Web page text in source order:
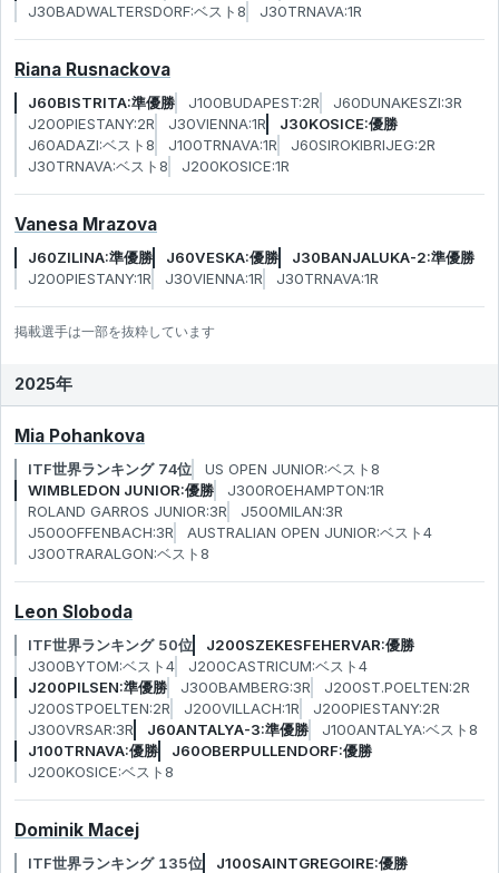
J30BADWALTERSDORF:ベスト8
J30TRNAVA:1R
Riana Rusnackova
J60BISTRITA:準優勝 J100BUDAPEST:2R
J60DUNAKESZI:3R
J200PIESTANY:2R
J30VIENNA:1R
J30KOSICE:優勝
J60ADAZI:ベスト8
J100TRNAVA:1R
J60SIROKIBRIJEG:2R
J30TRNAVA:ベスト8
J200KOSICE:1R
Vanesa Mrazova
J60ZILINA:準優勝 J60VESKA:優勝
J30BANJALUKA-2:準優勝
J200PIESTANY:1R
J30VIENNA:1R J30TRNAVA:1R
掲載選手は一部を抜粋しています
2025年
Mia Pohankova
ITF世界ランキング 74位
US OPEN JUNIOR:ベスト8
WIMBLEDON JUNIOR:優勝
J300ROEHAMPTON:1R
ROLAND GARROS JUNIOR:3R
J500MILAN:3R
J500OFFENBACH:3R
AUSTRALIAN OPEN JUNIOR:ベスト4
J300TRARALGON:ベスト8
Leon Sloboda
ITF世界ランキング 50位
J200SZEKESFEHERVAR:優勝
J300BYTOM:ベスト4
J200CASTRICUM:ベスト4
J200PILSEN:準優勝
J300BAMBERG:3R
J200ST.POELTEN:2R
J200STPOELTEN:2R
J200VILLACH:1R
J200PIESTANY:2R
J300VRSAR:3R
J60ANTALYA-3:準優勝
J100ANTALYA:ベスト8
J100TRNAVA:優勝
J60OBERPULLENDORF:優勝
J200KOSICE:ベスト8
Dominik Macej
ITF世界ランキング 135位
J100SAINTGREGOIRE:優勝